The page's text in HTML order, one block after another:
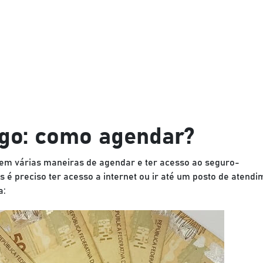
como agendar?
várias maneiras de agendar e ter acesso ao seguro-
é preciso ter acesso a internet ou ir até um posto de